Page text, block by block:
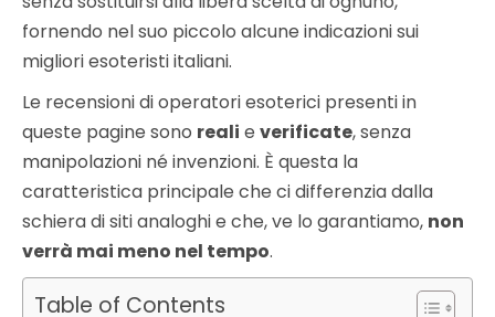
fornendo nel suo piccolo alcune indicazioni sui
migliori esoteristi italiani.
Le recensioni di operatori esoterici presenti in
queste pagine sono reali e verificate, senza
manipolazioni né invenzioni. È questa la
caratteristica principale che ci differenzia dalla
schiera di siti analoghi e che, ve lo garantiamo, non
verrà mai meno nel tempo.
Table of Contents